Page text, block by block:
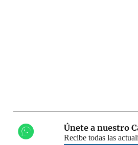
Únete a nuestro
Recibe todas las